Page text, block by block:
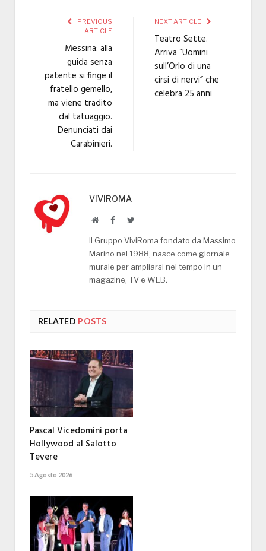
PREVIOUS
ARTICLE
Messina: alla
guida senza
patente si finge il
fratello gemello,
ma viene tradito
dal tatuaggio.
Denunciati dai
Carabinieri.
NEXT ARTICLE
Teatro Sette.
Arriva “Uomini
sull’Orlo di una
cirsi di nervi” che
celebra 25 anni
VIVIROMA
WebsiteFacebookTwitter
Il Gruppo ViviRoma fondato da Massimo
Marino nel 1988, nasce come giornale
murale per ampliarsi nel tempo in un
magazine, TV e WEB.
RELATED POSTS
Pascal Vicedomini porta
Hollywood al Salotto
Tevere
5 Agosto 2026